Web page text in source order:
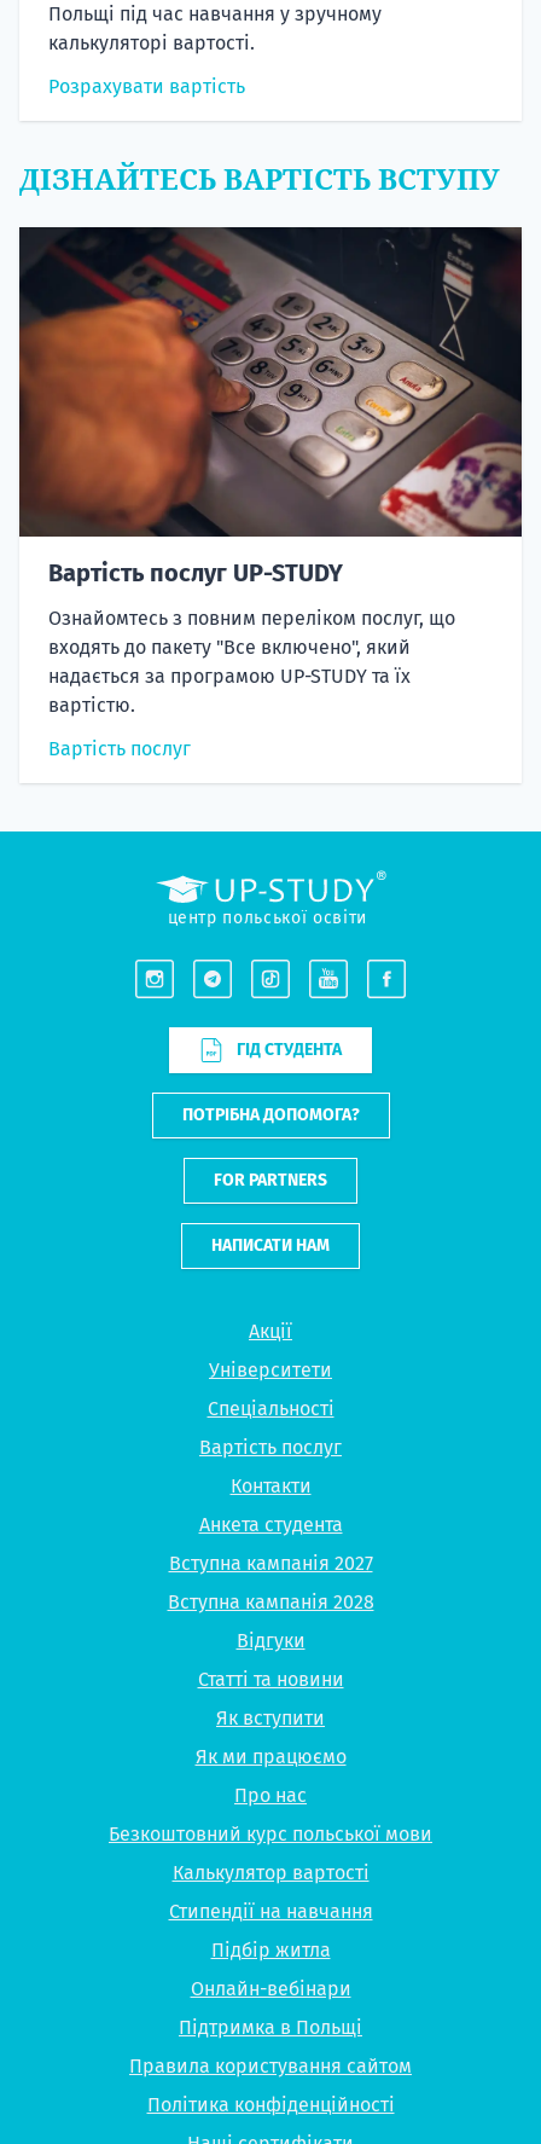
Польщі під час навчання у зручному
калькуляторі вартості.
Розрахувати вартість
ДІЗНАЙТЕСЬ ВАРТІСТЬ ВСТУПУ
Вартість послуг UP-STUDY
Ознайомтесь з повним переліком послуг, що
входять до пакету "Все включено", який
надається за програмою UP-STUDY та їх
вартістю.
Вартість послуг
Акції
Університети
Спеціальності
Вартість послуг
Контакти
Анкета студента
Вступна кампанія 2027
Вступна кампанія 2028
Відгуки
Статті та новини
Як вступити
Як ми працюємо
Про нас
Безкоштовний курс польської мови
Калькулятор вартості
Стипендії на навчання
Підбір житла
Онлайн-вебінари
Підтримка в Польщі
Правила користування сайтом
Політика конфіденційності
центр польської освіти
ГІД СТУДЕНТА
ПОТРІБНА ДОПОМОГА?
FOR PARTNERS
НАПИСАТИ НАМ